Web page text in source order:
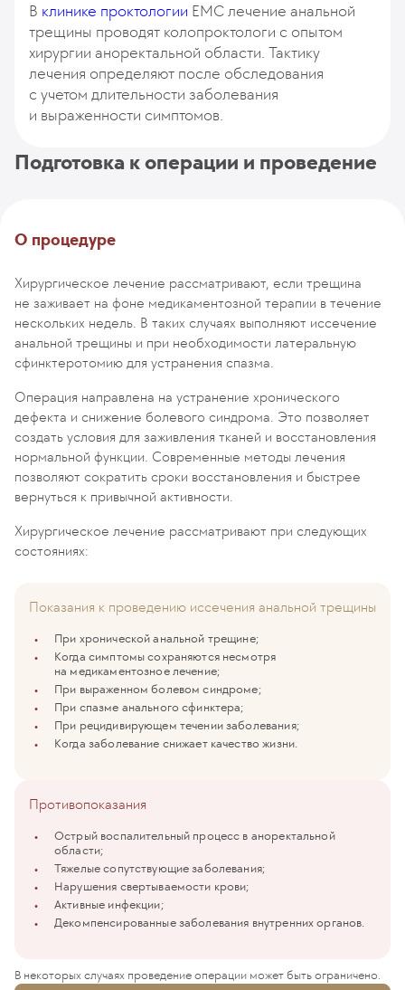
В клинике проктологии EMC лечение анальной
трещины проводят колопроктологи с опытом
хирургии аноректальной области. Тактику
лечения определяют после обследования
с учетом длительности заболевания
и выраженности симптомов.
Подготовка к операции и проведение
О процедуре
Хирургическое лечение рассматривают, если трещина
не заживает на фоне медикаментозной терапии в течение
нескольких недель. В таких случаях выполняют иссечение
анальной трещины и при необходимости латеральную
сфинктеротомию для устранения спазма.
Операция направлена на устранение хронического
дефекта и снижение болевого синдрома. Это позволяет
создать условия для заживления тканей и восстановления
нормальной функции. Современные методы лечения
позволяют сократить сроки восстановления и быстрее
вернуться к привычной активности.
Хирургическое лечение рассматривают при следующих
состояниях:
Показания к проведению иссечения анальной трещины
При хронической анальной трещине;
Когда симптомы сохраняются несмотря
на медикаментозное лечение;
При выраженном болевом синдроме;
При спазме анального сфинктера;
При рецидивирующем течении заболевания;
Когда заболевание снижает качество жизни.
Противопоказания
Острый воспалительный процесс в аноректальной
области;
Тяжелые сопутствующие заболевания;
Нарушения свертываемости крови;
Активные инфекции;
Декомпенсированные заболевания внутренних органов.
В некоторых случаях проведение операции может быть ограничено.